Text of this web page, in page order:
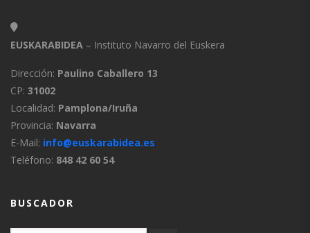
EUSKARABIDEA – Instituto Navarro del Euskera
Dirección: Paulino Caballero 13
CP: 31002
Localidad: Pamplona/Iruña
Provincia: Navarra
E-Mail: info@euskarabidea.es
Teléfono: 848 42 60 54
BUSCADOR